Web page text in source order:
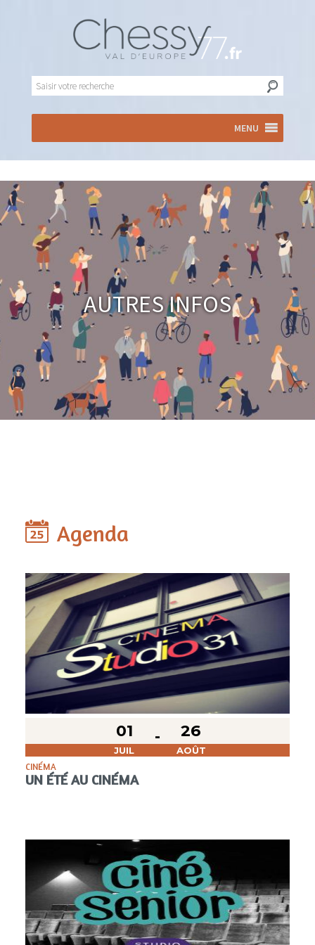
MENU
Autres infos
Agenda
01
JUIL
26
AOÛT
CINÉMA
UN ÉTÉ AU CINÉMA